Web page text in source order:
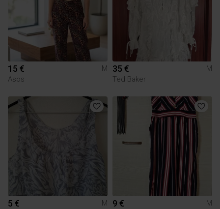
15 €
M
Asos
35 €
M
Ted Baker
5 €
M
9 € M